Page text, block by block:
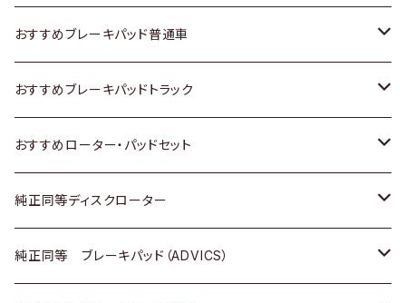
日産
いすゞ
ダイハツ
マツダ
三菱
スズキ
日産
いすゞ
ダイハツ
マツダ
スズキ
日産
いすゞ
ダイハツ
三菱
トヨタ
ホンダ
スズキ
日産
ダイハツ
おすすめブレーキパッド普通車
トヨタ
ホンダ
スズキ
日産
おすすめブレーキパッドトラック
トヨタ
日産
いすゞ
おすすめローター・パッドセット
トヨタ
ホンダ
純正同等ディスクローター
トヨタ
純正同等 ブレーキパッド（ADVICS）